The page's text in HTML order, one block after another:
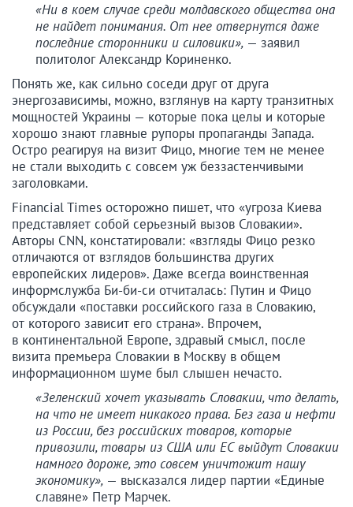
«Ни в коем случае среди молдавского общества она
не найдет понимания. От нее отвернутся даже
последние сторонники и силовики», — заявил
политолог Александр Кориненко.
Понять же, как сильно соседи друг от друга
энергозависимы, можно, взглянув на карту транзитных
мощностей Украины — которые пока целы и которые
хорошо знают главные рупоры пропаганды Запада.
Остро реагируя на визит Фицо, многие тем не менее
не стали выходить с совсем уж беззастенчивыми
заголовками.
Financial Times осторожно пишет, что «угроза Киева
представляет собой серьезный вызов Словакии».
Авторы CNN, констатировали: «взгляды Фицо резко
отличаются от взглядов большинства других
европейских лидеров». Даже всегда воинственная
информслужба Би-би-си отчиталась: Путин и Фицо
обсуждали «поставки российского газа в Словакию,
от которого зависит его страна». Впрочем,
в континентальной Европе, здравый смысл, после
визита премьера Словакии в Москву в общем
информационном шуме был слышен нечасто.
«Зеленский хочет указывать Словакии, что делать,
на что не имеет никакого права. Без газа и нефти
из России, без российских товаров, которые
привозили, товары из США или ЕС выйдут Словакии
намного дороже, это совсем уничтожит нашу
экономику», — высказался лидер партии «Единые
славяне» Петр Марчек.